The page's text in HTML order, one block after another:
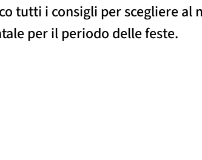
tutti i consigli per scegliere al
per il periodo delle feste.